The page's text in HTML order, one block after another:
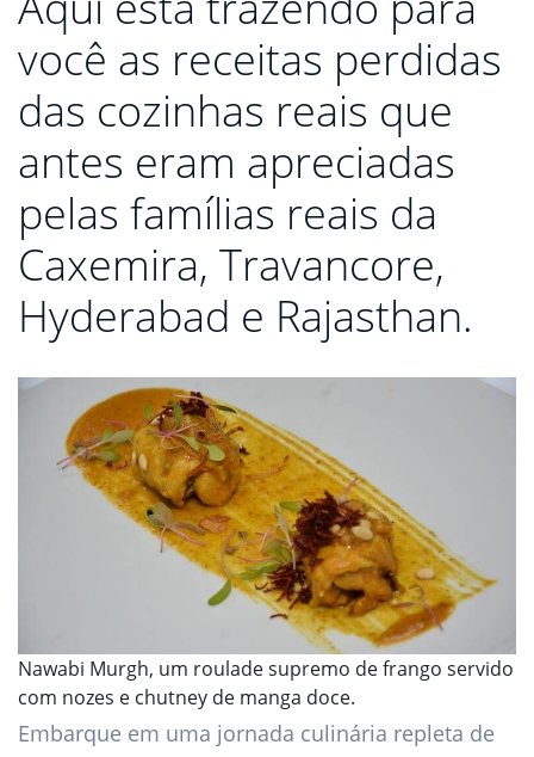
você as receitas perdidas
das cozinhas reais que
antes eram apreciadas
pelas famílias reais da
Caxemira, Travancore,
Hyderabad e Rajasthan.
Nawabi Murgh, um roulade supremo de frango servido
com nozes e chutney de manga doce.
Embarque em uma jornada culinária repleta de